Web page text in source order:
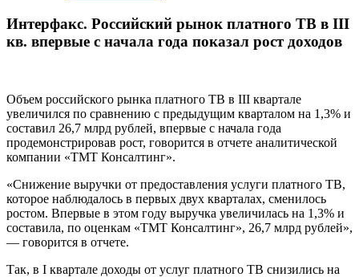
Интерфакс. Российский рынок платного ТВ в III
кв. впервые с начала года показал рост доходов
Объем российского рынка платного ТВ в III квартале
увеличился по сравнению с предыдущим кварталом на 1,3% и
составил 26,7 млрд рублей, впервые с начала года
продемонстрировав рост, говорится в отчете аналитической
компании «ТМТ Консалтинг».
«Снижение выручки от предоставления услуги платного ТВ,
которое наблюдалось в первых двух кварталах, сменилось
ростом. Впервые в этом году выручка увеличилась на 1,3% и
составила, по оценкам «ТМТ Консалтинг», 26,7 млрд рублей»,
— говорится в отчете.
Так, в I квартале доходы от услуг платного ТВ снизились на